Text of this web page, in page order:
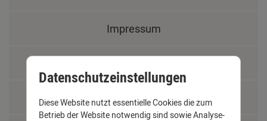
Impressum
Widerrufsrecht
Datenschutzeinstellungen
Diese Website nutzt essentielle Cookies die zum
Betrieb der Website notwendig sind sowie Analyse-